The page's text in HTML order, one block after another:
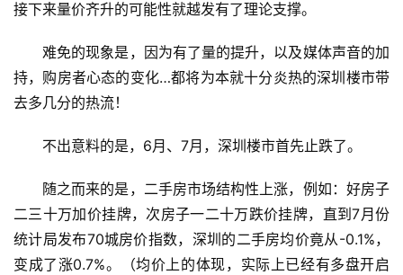
接下来量价齐升的可能性就越发有了理论支撑。
难免的现象是，因为有了量的提升，以及媒体声音的加
持，购房者心态的变化…都将为本就十分炎热的深圳楼市带
去多几分的热流！
不出意料的是，6月、7月，深圳楼市首先止跌了。
随之而来的是，二手房市场结构性上涨，例如：好房子
二三十万加价挂牌，次房子一二十万跌价挂牌，直到7月份
统计局发布70城房价指数，深圳的二手房均价竟从-0.1%，
变成了涨0.7%。（均价上的体现，实际上已经有多盘开启